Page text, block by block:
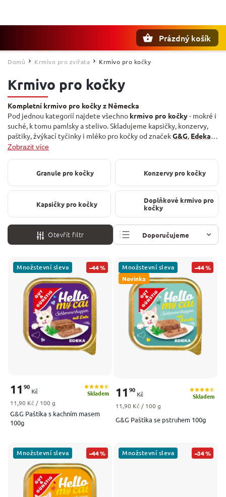
Prázdný košík
Domů / Krmivo pro zvířata / Krmivo pro kočky
Krmivo pro kočky
Kompletní krmivo pro kočky z Německa
Pod jednou kategorií najdete všechno krmivo pro kočky- mokré i
suché, k tomu pamlsky a stelivo. Skladujeme kapsičky, konzervy,
paštiky, žvýkací tyčinky i mléko pro kočky od značekG&G, Edeka,
Purinaa Felix
Zobrazit více
Granule pro kočky Konzervy pro kočky
Kapsičky pro kočky
Doplňkové krmivo pro
kočky
Doporučujeme
Nejdražší
Nejprodávanější
Abecedně
Otevřít filtr
Množstevní sleva –44 %
G&G Paštika s kachním masem
100g
Skladem
11 90
Kč
Měrná cena:
11,90 Kč / 100 g
Novinka
Množstevní sleva –44 %
G&G Paštika se pstruhem 100g
Skladem
11 90
Kč
Měrná cena:
11,90 Kč / 100 g
Množstevní sleva –44 % Množstevní sleva –34 %